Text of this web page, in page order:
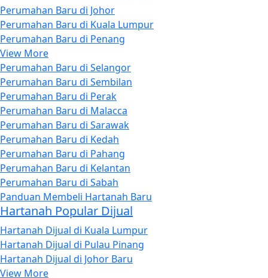
Perumahan Baru di Johor
Perumahan Baru di Kuala Lumpur
Perumahan Baru di Penang
View More
Perumahan Baru di Selangor
Perumahan Baru di Sembilan
Perumahan Baru di Perak
Perumahan Baru di Malacca
Perumahan Baru di Sarawak
Perumahan Baru di Kedah
Perumahan Baru di Pahang
Perumahan Baru di Kelantan
Perumahan Baru di Sabah
Panduan Membeli Hartanah Baru
Hartanah Popular Dijual
Hartanah Dijual di Kuala Lumpur
Hartanah Dijual di Pulau Pinang
Hartanah Dijual di Johor Baru
View More